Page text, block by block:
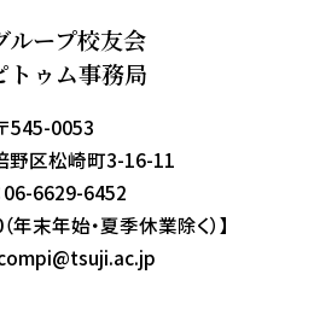
ループ校友会
トゥム事務局
545-0053
野区松崎町3-16-11
06-6629-6452
年末年始・夏季休業除く）】